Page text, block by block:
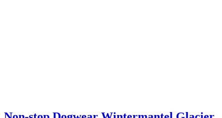
Sofort lieferbar, versandkostenfrei